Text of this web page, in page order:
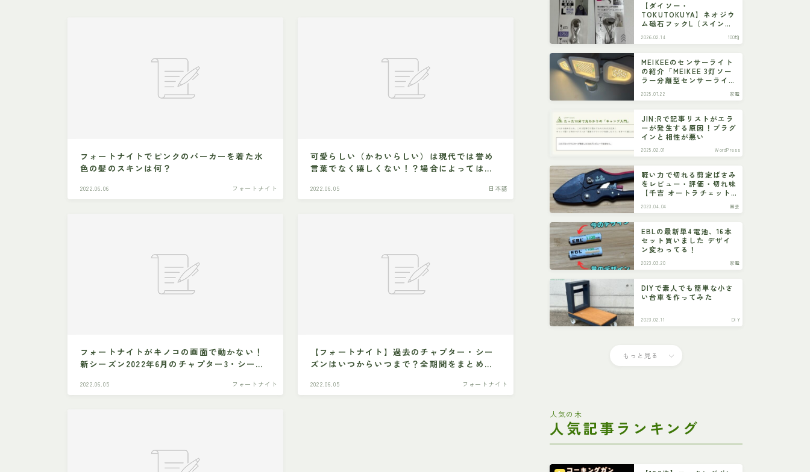
フォートナイトでピンクのパーカーを着た水
色の髪のスキンは何？
2022.06.06 フォートナイト
可愛らしい（かわいらしい）は現代では誉め
言葉でなく嬉しくない！？場合によっては失
2022.06.05 日本語
フォートナイトがキノコの画面で動かない！
新シーズン2022年6月のチャプター3・シーズ
2022.06.05 フォートナイト
【フォートナイト】過去のチャプター・シー
ズンはいつからいつまで？全期間をまとめて
2022.06.05 フォートナイト
【ダイソー・
TOKUTOKUYA】ネオジウ
ム磁石フックL（スイン
2026.02.14 100均
MEIKEEのセンサーライト
の紹介「MEIKEE 3灯ソー
ラー分離型センサーライ
2025.07.22 家電
JIN:Rで記事リストがエラ
ーが発生する原因！プラグ
インと相性が悪い
2025.02.01 WordPress
軽い力で切れる剪定ばさみ
をレビュー・評価・切れ味
【千吉 オートラチェット
2023.04.04 園芸
EBLの最新単4電池、16本
セット買いました デザイ
ン変わってる！
2023.03.20 家電
DIYで素人でも簡単な小さ
い台車を作ってみた
2023.02.11 DIY
もっと見る
人気の木
人気記事ランキング